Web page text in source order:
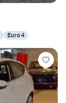
Euro 4